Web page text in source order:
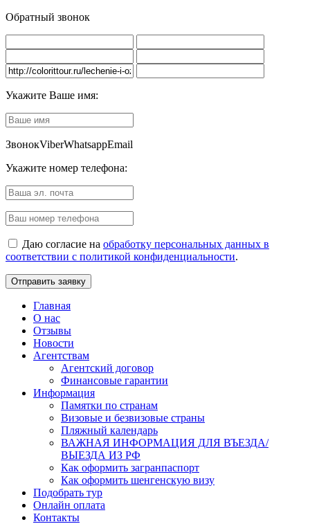
Обратный звонок
Укажите Ваше имя:
ЗвонокViberWhatsappEmail
Укажите номер телефона:
Даю согласие на обработку персональных данных в
соответствии с политикой конфиденциальности.
Главная
О нас
Отзывы
Новости
Агентствам
Агентский договор
Финансовые гарантии
Информация
Памятки по странам
Визовые и безвизовые страны
Пляжный календарь
ВАЖНАЯ ИНФОРМАЦИЯ ДЛЯ ВЪЕЗДА/
ВЫЕЗДА ИЗ РФ
Как оформить загранпаспорт
Как оформить шенгенскую визу
Подобрать тур
Онлайн оплата
Контакты